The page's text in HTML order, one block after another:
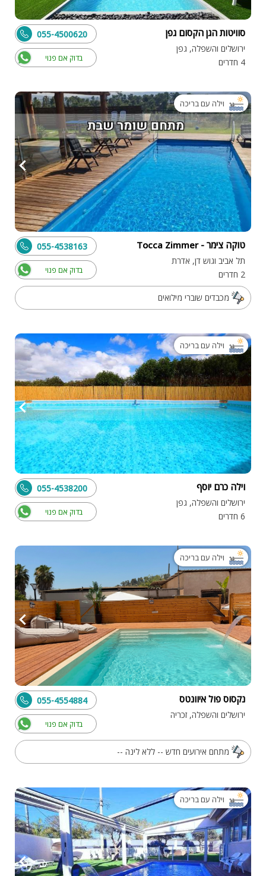
סוויטות הגן הקסום גפן
ירושלים והשפלה, גפן
4 חדרים
בדוק אם פנוי
055-4500620
וילה עם בריכה
טוקה צימר - Tocca Zimmer
תל אביב וגוש דן, אדרת
2 חדרים
בדוק אם פנוי
055-4538163
מכבדים שוברי מילואים
וילה עם בריכה
וילה כרם יוסף
ירושלים והשפלה, גפן
6 חדרים
בדוק אם פנוי
055-4538200
וילה עם בריכה
נקסוס פול איוונטס
ירושלים והשפלה, זכריה
בדוק אם פנוי
055-4554884
מתחם אירועים חדש -- ללא לינה --
וילה עם בריכה